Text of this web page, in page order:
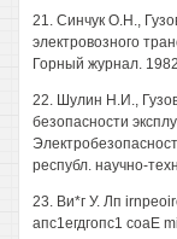
21. Синчук О.Н.,
электровозного
Горный журнал.
22. Шулин Н.И.,
безопасности
республ. научно-
23. Ви*г У. Лп
апс1егдгопс1 coaE